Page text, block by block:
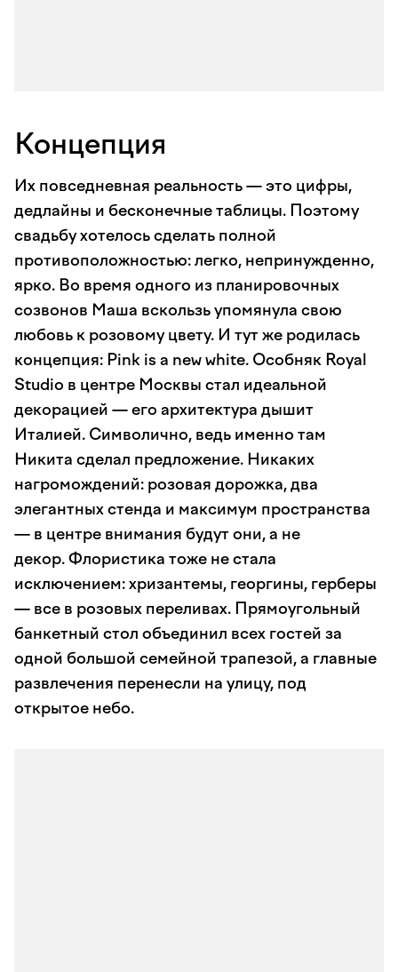
Концепция
Их повседневная реальность — это цифры,
дедлайны и бесконечные таблицы. Поэтому
свадьбу хотелось сделать полной
противоположностью: легко, непринужденно,
ярко. Во время одного из планировочных
созвонов Маша вскользь упомянула свою
любовь к розовому цвету. И тут же родилась
концепция: Pink is a new white. Особняк Royal
Studio в центре Москвы стал идеальной
декорацией — его архитектура дышит
Италией. Символично, ведь именно там
Никита сделал предложение. Никаких
нагромождений: розовая дорожка, два
элегантных стенда и максимум пространства
— в центре внимания будут они, а не
декор. Флористика тоже не стала
исключением: хризантемы, георгины, герберы
— все в розовых переливах. Прямоугольный
банкетный стол объединил всех гостей за
одной большой семейной трапезой, а главные
развлечения перенесли на улицу, под
открытое небо.